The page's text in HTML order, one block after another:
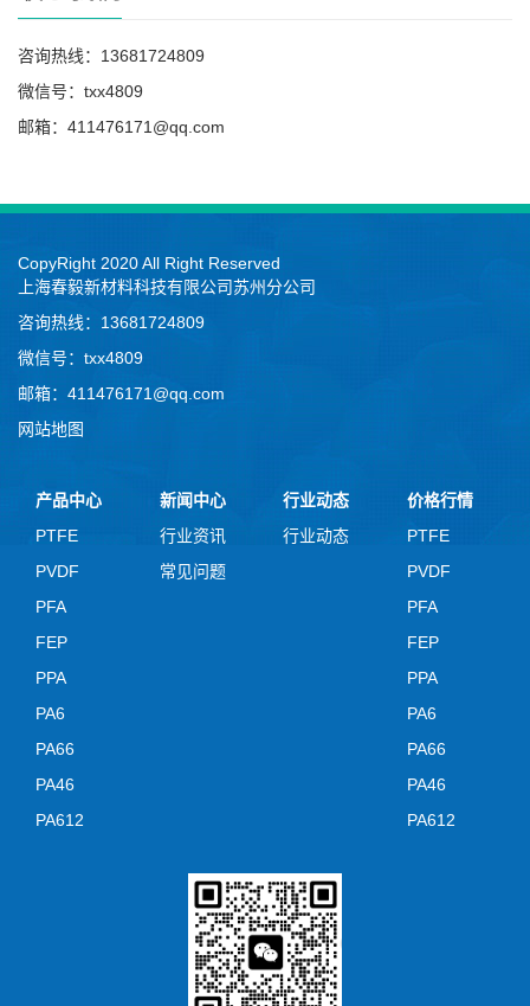
咨询热线：13681724809
微信号：txx4809
邮箱：411476171@qq.com
CopyRight 2020 All Right Reserved
上海春毅新材料科技有限公司苏州分公司
咨询热线：13681724809
微信号：txx4809
邮箱：411476171@qq.com
网站地图
产品中心
PTFE
PVDF
PFA
FEP
PPA
PA6
PA66
PA46
PA612
新闻中心
行业资讯
常见问题
行业动态
行业动态
价格行情
PTFE
PVDF
PFA
FEP
PPA
PA6
PA66
PA46
PA612